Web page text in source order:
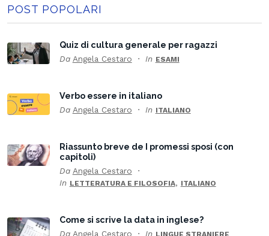
POST POPOLARI
Quiz di cultura generale per ragazzi
Da Angela Cestaro In ESAMI
Verbo essere in italiano
Da Angela Cestaro In ITALIANO
Riassunto breve de I promessi sposi (con
capitoli)
Da Angela Cestaro
In LETTERATURA E FILOSOFIA, ITALIANO
Come si scrive la data in inglese?
Da Angela Cestaro In